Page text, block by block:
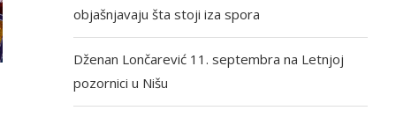
objašnjavaju šta stoji iza spora
Dženan Lončarević 11. septembra na Letnjoj
pozornici u Nišu